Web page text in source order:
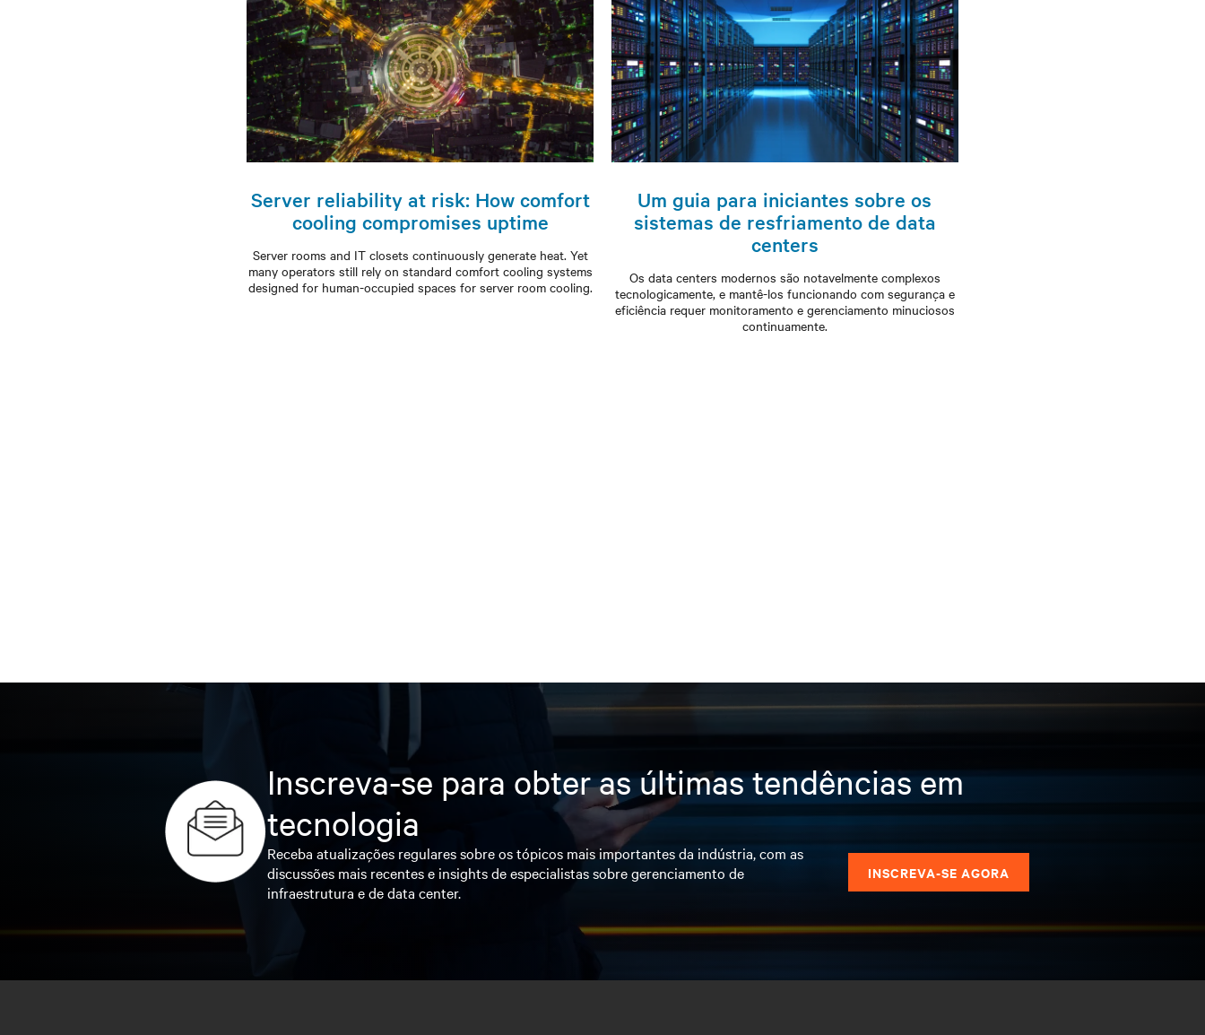
Server reliability at risk: How comfort
cooling compromises uptime
Server rooms and IT closets continuously generate heat. Yet
many operators still rely on standard comfort cooling systems
designed for human-occupied spaces for server room cooling.
Um guia para iniciantes sobre os
sistemas de resfriamento de data
centers
Os data centers modernos são notavelmente complexos
tecnologicamente, e mantê-los funcionando com segurança e
eficiência requer monitoramento e gerenciamento minuciosos
continuamente.
Inscreva-se para obter as últimas tendências em
tecnologia
Receba atualizações regulares sobre os tópicos mais importantes da indústria, com as
discussões mais recentes e insights de especialistas sobre gerenciamento de
infraestrutura e de data center.
INSCREVA-SE AGORA